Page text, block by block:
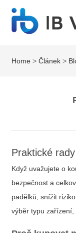
Home >Článek >
Praktické
Když uvažujete o
bezpečnost a
padělků, snížit
výběr typu